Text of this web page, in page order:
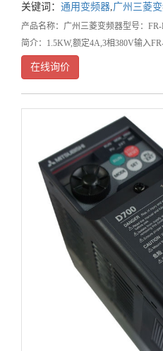
关键词： 通用变频器,广州三菱
产品名称：广州三菱变频器型号：
简介：1.5KW,额定4A,3相380V输入
济型产品。驱动性能提高：1.具有多
下，使
在线询价